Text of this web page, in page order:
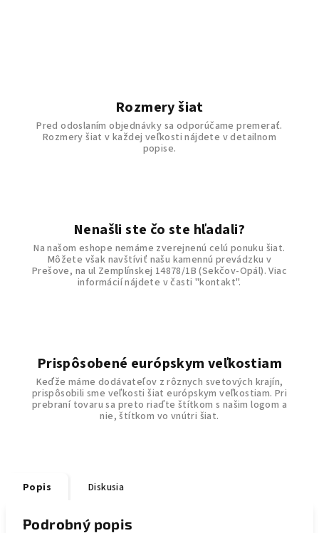
Rozmery šiat
Pred odoslaním objednávky sa odporúčame premerať.
Rozmery šiat v každej veľkosti nájdete v detailnom
popise.
Nenašli ste čo ste hľadali?
Na našom eshope nemáme zverejnenú celú ponuku šiat.
Môžete však navštíviť našu kamennú prevádzku v
Prešove, na ul Zemplínskej 14878/1B (Sekčov-Opál). Viac
informácií nájdete v časti "kontakt".
Prispôsobené európskym veľkostiam
Keďže máme dodávateľov z rôznych svetových krajín,
prispôsobili sme veľkosti šiat európskym veľkostiam. Pri
prebraní tovaru sa preto riaďte štítkom s našim logom a
nie, štítkom vo vnútri šiat.
Popis Diskusia
Podrobný popis